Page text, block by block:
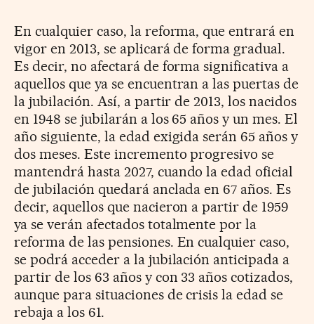
En cualquier caso, la reforma, que entrará en
vigor en 2013, se aplicará de forma gradual.
Es decir, no afectará de forma significativa a
aquellos que ya se encuentran a las puertas de
la jubilación. Así, a partir de 2013, los nacidos
en 1948 se jubilarán a los 65 años y un mes. El
año siguiente, la edad exigida serán 65 años y
dos meses. Este incremento progresivo se
mantendrá hasta 2027, cuando la edad oficial
de jubilación quedará anclada en 67 años. Es
decir, aquellos que nacieron a partir de 1959
ya se verán afectados totalmente por la
reforma de las pensiones. En cualquier caso,
se podrá acceder a la jubilación anticipada a
partir de los 63 años y con 33 años cotizados,
aunque para situaciones de crisis la edad se
rebaja a los 61.